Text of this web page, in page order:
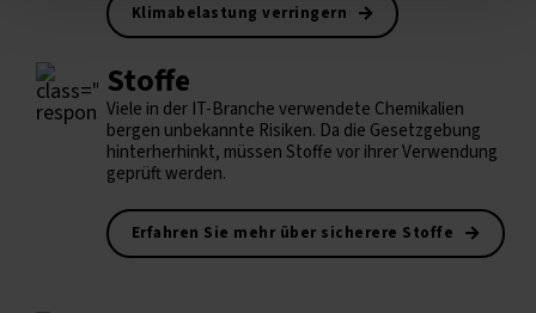
Klimabelastung verringern
Stoffe
Viele in der IT-Branche verwendete Chemikalien
bergen unbekannte Risiken. Da die Gesetzgebung
hinterherhinkt, müssen Stoffe vor ihrer Verwendung
geprüft werden.
Erfahren Sie mehr über sicherere Stoffe